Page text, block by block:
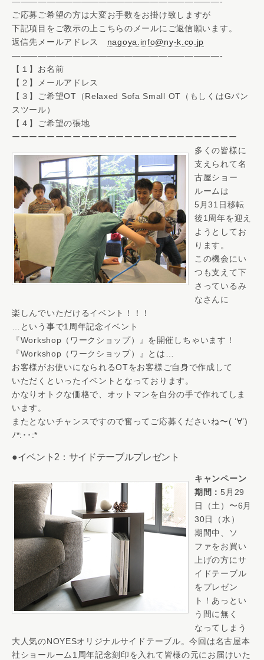
ご応募ご希望の方は大変お手数をお掛け致しますが
下記項目をご教示の上こちらのメールにご返信願います。
返信先メールアドレス nagoya.info@ny-k.co.jp
————————————————————————-
【１】お名前
【２】メールアドレス
【３】ご希望OT（Relaxed Sofa Small OT（もしくはGパン
スツール）
【４】ご希望の張地
ーーーーーーーーーーーーーーーーーーーーーーーーーー
多くの皆様に
支えられて名
古屋ショー
ルームは
5月31日移転
後1周年を迎え
ようとしてお
ります。
この機会にい
つも支えて下
さっているみ
なさんに
楽しんでいただけるイベント！！！
…という事で1周年記念イベント
『Workshop（ワークショップ）』を開催しちゃいます！
『Workshop（ワークショップ）』とは…
お客様がお使いになられるOTをお客様ご自身で作成して
いただくといったイベントとなっております。
かなりオトクな価格で、オットマンを自分の手で作れてしま
います。
またとないチャンスですので奮ってご応募くださいね〜( ‘∀’)
ﾉ*:･･:*
●イベント2：サイドテーブルプレゼント
キャンペーン
期間：5月29
日（土）〜6月
30日（水）
期間中、ソ
ファをお買い
上げの方にサ
イドテーブル
をプレゼン
ト！あっとい
う間に無く
なってしまう
大人気のNOYESオリジナルサイドテーブル。今回は名古屋本
社ショールーム1周年記念刻印を入れて皆様の元にお届けいた